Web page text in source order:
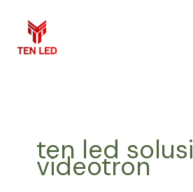
content
ten led solusi
videotron